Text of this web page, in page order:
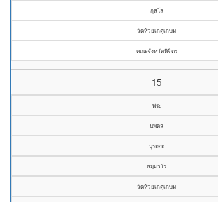
กุสโล
วัดห้วยเกตุเกษม
คณะจังหวัดพิจิตร
15
พระ
นพดล
บุระตะ
ธมฺมวโร
วัดห้วยเกตุเกษม